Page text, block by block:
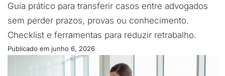
Guia prático para transferir casos entre advogados
sem perder prazos, provas ou conhecimento.
Checklist e ferramentas para reduzir retrabalho.
Publicado em junho 6, 2026